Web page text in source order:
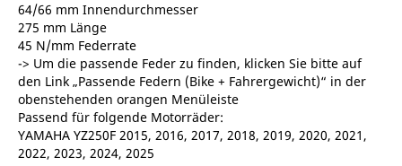
64/66 mm Innendurchmesser
275 mm Länge
45 N/mm Federrate
-> Um die passende Feder zu finden, klicken Sie bitte auf
den Link „Passende Federn (Bike + Fahrergewicht)“ in der
obenstehenden orangen Menüleiste
Passend für folgende Motorräder:
YAMAHA YZ250F 2015, 2016, 2017, 2018, 2019, 2020, 2021,
2022, 2023, 2024, 2025